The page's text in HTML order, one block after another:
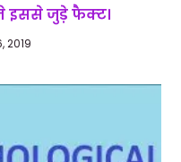
इससे जुड़े फैक्‍ट।
2019